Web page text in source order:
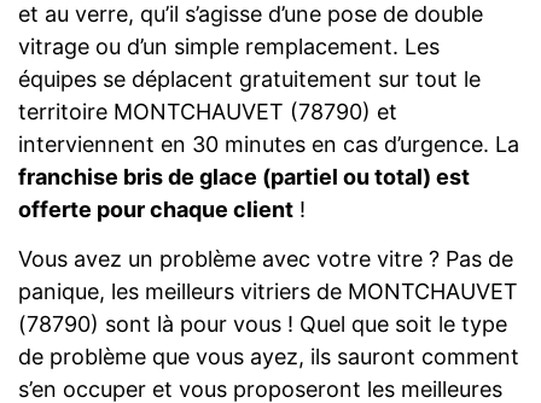
et au verre, qu’il s’agisse d’une pose de double
vitrage ou d’un simple remplacement. Les
équipes se déplacent gratuitement sur tout le
territoire MONTCHAUVET (78790) et
interviennent en 30 minutes en cas d’urgence. La
franchise bris de glace (partiel ou total) est
offerte pour chaque client !
Vous avez un problème avec votre vitre ? Pas de
panique, les meilleurs vitriers de MONTCHAUVET
(78790) sont là pour vous ! Quel que soit le type
de problème que vous ayez, ils sauront comment
s’en occuper et vous proposeront les meilleures